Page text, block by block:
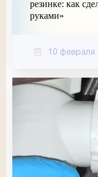
резинке: как
руками»
10 февраля